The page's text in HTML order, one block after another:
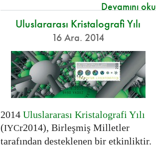
Devamını oku
Uluslararası Kristalografi Yılı
16 Ara. 2014
2014 Uluslararası Kristalografi Yılı
(IYCr2014), Birleşmiş Milletler
tarafından desteklenen bir etkinliktir.